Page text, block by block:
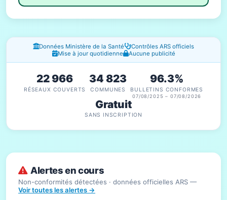
Fenêtres d'information
Données Ministère de la Santé
Contrôles ARS officiels
Mise à jour quotidienne
Aucune publicité
22 966
RÉSEAUX COUVERTS
34 823
COMMUNES
96.3%
BULLETINS CONFORMES
07/08/2025 – 07/08/2026
Gratuit
SANS INSCRIPTION
Alertes en cours
Non-conformités détectées · données officielles ARS —
Voir toutes les alertes →